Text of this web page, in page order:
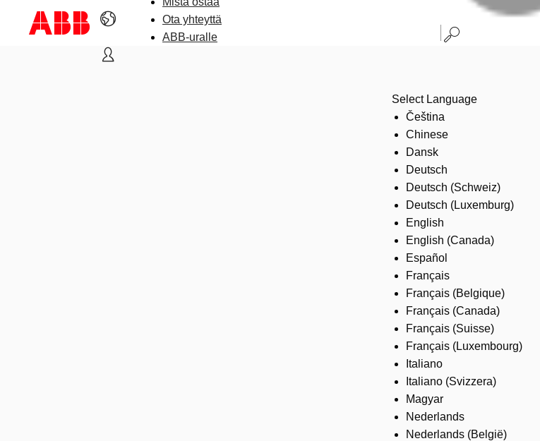
Ota yhteyttä
ABB-uralle
Select Language
Čeština
Chinese
Dansk
Deutsch
Deutsch (Schweiz)
Deutsch (Luxemburg)
English
English (Canada)
Español
Français
Français (Belgique)
Français (Canada)
Français (Suisse)
Français (Luxembourg)
Italiano
Italiano (Svizzera)
Magyar
Nederlands
Nederlands (België)